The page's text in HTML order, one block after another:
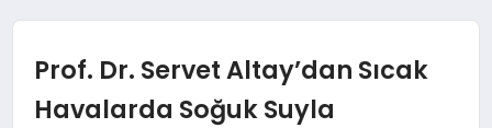
Prof. Dr. Servet Altay’dan Sıcak
Havalarda Soğuk Suyla